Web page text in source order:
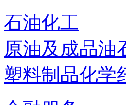
石油化工
原油及成品油
塑料制品化学